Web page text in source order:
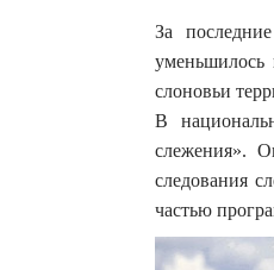
За
уменьшилось
слоновьи
В
слежения».
следования
частью